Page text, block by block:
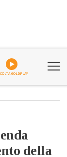
GOLDPLAY
della